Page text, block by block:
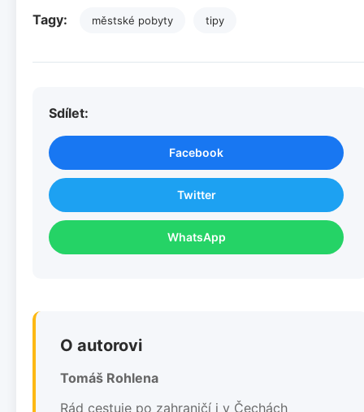
Tagy: městské pobyty tipy
Sdílet:
Facebook
Twitter
WhatsApp
O autorovi
Tomáš Rohlena
Rád cestuje po zahraničí i v Čechách